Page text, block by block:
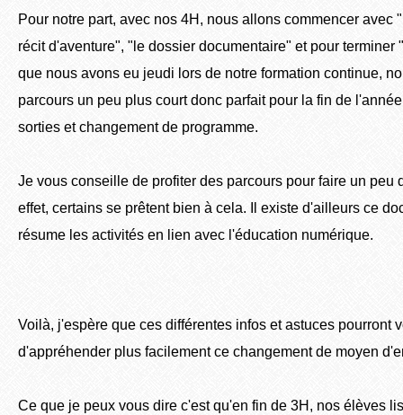
Pour notre part, avec nos 4H, nous allons commencer avec
récit d'aventure", "le dossier documentaire" et pour terminer
que nous avons eu jeudi lors de notre formation continue,
parcours un peu plus court donc parfait pour la fin de
sorties et changement de programme.
Je vous conseille de profiter des parcours pour faire un peu
effet, certains se prêtent bien à cela. Il existe d'ailleurs ce
résume les activités en lien avec l'éducation numérique.
Voilà, j'espère que ces différentes infos et astuces pourront
d'appréhender plus facilement ce changement de moyen
Ce que je peux vous dire c'est qu'en fin de 3H, nos élèves